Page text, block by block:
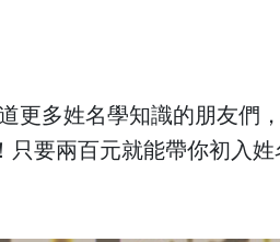
更多姓名學知識的朋友們
要兩百元就能帶你初入姓